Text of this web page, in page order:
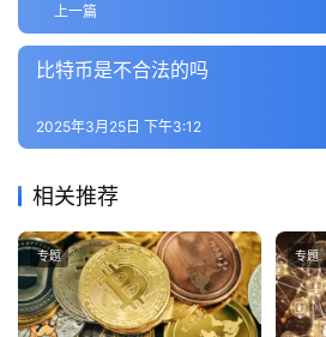
上一篇
比特币是不合法的吗
2025年3月25日 下午3:12
相关推荐
专题 专题